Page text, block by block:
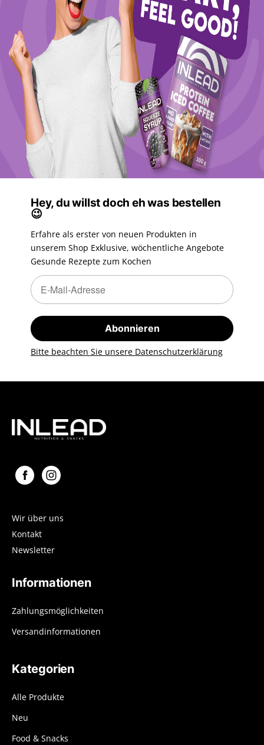
Hey, du willst doch eh was bestellen
😉
Erfahre als erster von neuen Produkten in
unserem Shop Exklusive, wöchentliche Angebote
Gesunde Rezepte zum Kochen
Newsletter Abonnieren
Newsletter Abonnieren
Abonnieren
Bitte beachten Sie unsere Datenschutzerklärung
Wir über uns
Kontakt
Newsletter
Informationen
Zahlungsmöglichkeiten
Versandinformationen
Kategorien
Alle Produkte
Neu
Food & Snacks